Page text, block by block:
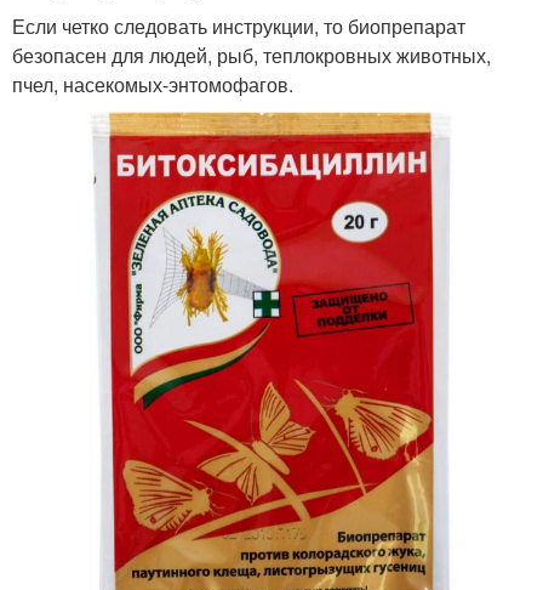
Если четко следовать инструкции, то биопрепарат
безопасен для людей, рыб, теплокровных животных,
пчел, насекомых-энтомофагов.